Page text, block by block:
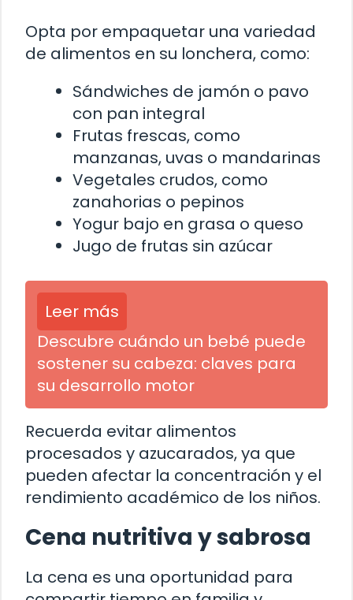
Opta por empaquetar una variedad
de alimentos en su lonchera, como:
Sándwiches de jamón o pavo
con pan integral
Frutas frescas, como
manzanas, uvas o mandarinas
Vegetales crudos, como
zanahorias o pepinos
Yogur bajo en grasa o queso
Jugo de frutas sin azúcar
Leer más
Descubre cuándo un bebé puede
sostener su cabeza: claves para
su desarrollo motor
Recuerda evitar alimentos
procesados y azucarados, ya que
pueden afectar la concentración y el
rendimiento académico de los niños.
Cena nutritiva y sabrosa
La cena es una oportunidad para